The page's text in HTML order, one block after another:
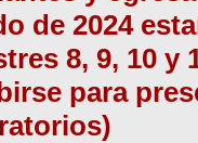
de 2024
8, 9, 10 y
para